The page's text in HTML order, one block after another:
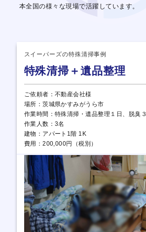
本全国の様々な現場で活躍しています。
スイーパーズの特殊清掃事例
特殊清掃＋遺品整理
ご依頼者：不動産会社様
場所：茨城県かすみがうら市
作業時間：特殊清掃・遺品整理１日、脱臭
作業人数：3名
建物：アパート1階 1K
費用：200,000円（税別）